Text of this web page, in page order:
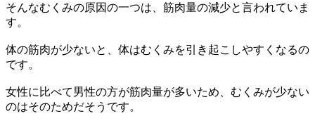
そんなむくみの原因の一つは、筋肉量の減少と言われていま
す。
体の筋肉が少ないと、体はむくみを引き起こしやすくなるの
です。
女性に比べて男性の方が筋肉量が多いため、むくみが少ない
のはそのためだそうです。